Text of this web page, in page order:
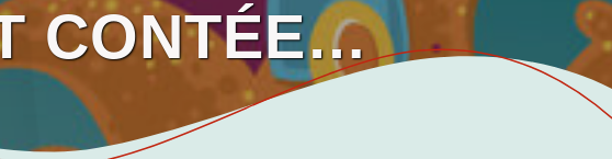
CONTÉE…